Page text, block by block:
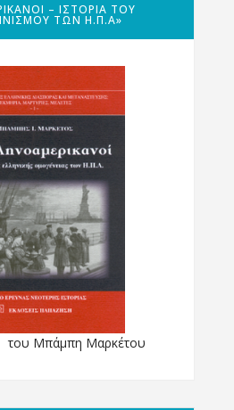
– ΙΣΤΟΡΊΑ ΤΟΥ
ΤΩΝ Η.Π.Α»
του Μπάμπη Μαρκέτου